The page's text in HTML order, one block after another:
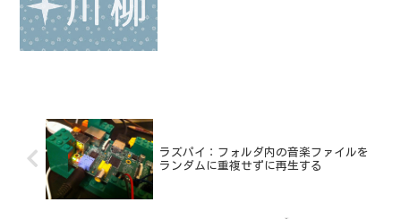
ラズパイ：フォルダ内の音楽ファイルを
ランダムに重複せずに再生する